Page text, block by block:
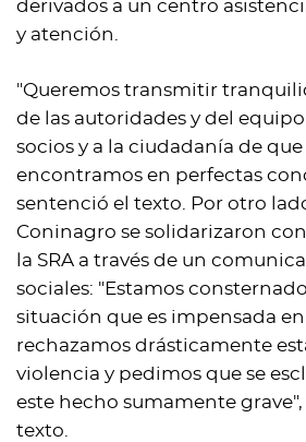
derivados a un centro
y atención.
"Queremos transmitir
de las autoridades y del
socios y a la ciudadanía de
encontramos en perfectas
sentenció el texto. Por otro
Coninagro se solidarizaron
la SRA a través de un
sociales: "Estamos
situación que es impensada
rechazamos drásticamente
violencia y pedimos que se
este hecho sumamente grave",
texto.